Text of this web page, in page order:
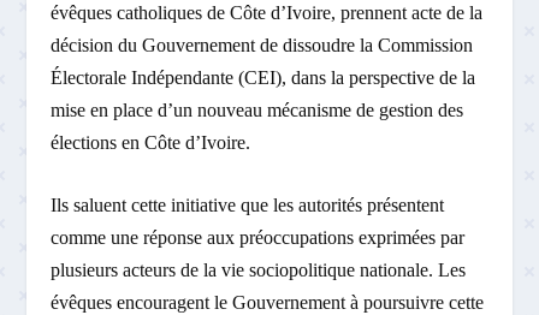
évêques catholiques de Côte d’Ivoire, prennent acte de la
décision du Gouvernement de dissoudre la Commission
Électorale Indépendante (CEI), dans la perspective de la
mise en place d’un nouveau mécanisme de gestion des
élections en Côte d’Ivoire.
Ils saluent cette initiative que les autorités présentent
comme une réponse aux préoccupations exprimées par
plusieurs acteurs de la vie sociopolitique nationale. Les
évêques encouragent le Gouvernement à poursuivre cette